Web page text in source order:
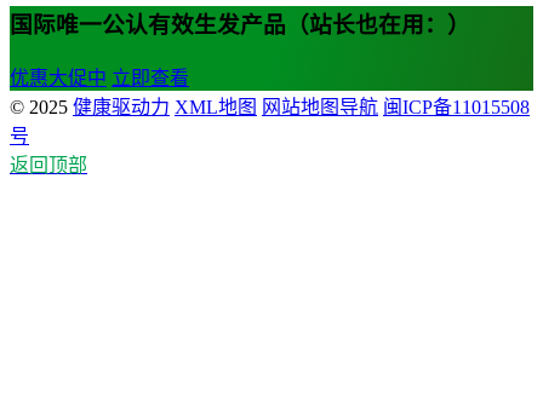
国际唯一公认有效生发产品（站长也在用：）
优惠大促中 立即查看
© 2025 健康驱动力 XML地图 网站地图导航 闽ICP备11015508
号
返回顶部